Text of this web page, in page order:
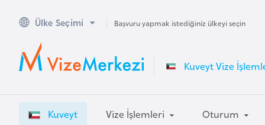
Ülke Seçimi Başvuru yapmak istediğiniz ülkeyi seçin
Kuveyt Vize
Kuveyt Vize İşlemleri Oturum
A
u
s
a